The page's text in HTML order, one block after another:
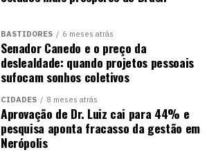
BASTIDORES 6 meses atrás
Senador Canedo e o preço da
deslealdade: quando projetos pessoais
sufocam sonhos coletivos
CIDADES 8 meses atrás
Aprovação de Dr. Luiz cai para 44% e
pesquisa aponta fracasso da gestão em
Nerópolis